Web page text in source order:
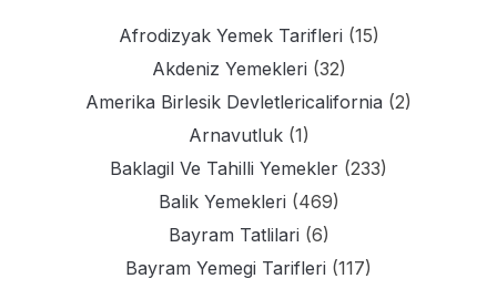
Afrodizyak Yemek Tarifleri (15)
Akdeniz Yemekleri (32)
Amerika Birlesik Devletlericalifornia (2)
Arnavutluk(1)
Baklagil Ve Tahilli Yemekler (233)
Balik Yemekleri (469)
Bayram Tatlilari (6)
Bayram Yemegi Tarifleri (117)